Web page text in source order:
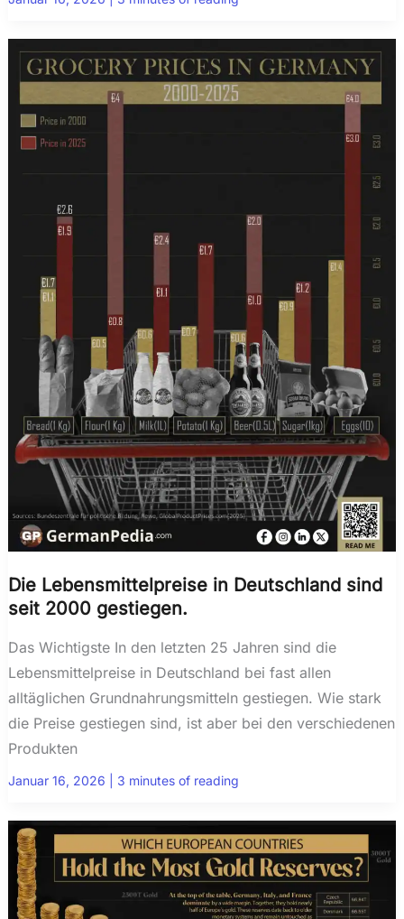
Die Lebensmittelpreise in Deutschland sind
seit 2000 gestiegen.
Das Wichtigste In den letzten 25 Jahren sind die
Lebensmittelpreise in Deutschland bei fast allen
alltäglichen Grundnahrungsmitteln gestiegen. Wie stark
die Preise gestiegen sind, ist aber bei den verschiedenen
Produkten
Januar 16, 2026 3 minutes of reading